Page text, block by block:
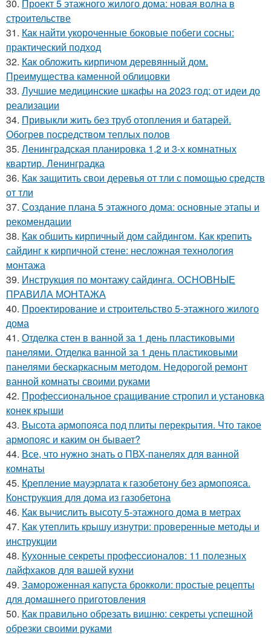
30. Проект 5 этажного жилого дома: новая волна в
строительстве
31. Как найти укороченные боковые побеги сосны:
практический подход
32. Как обложить кирпичом деревянный дом.
Преимущества каменной облицовки
33. Лучшие медицинские шкафы на 2023 год: от идеи до
реализации
34. Привыкли жить без труб отопления и батарей.
Обогрев посредством теплых полов
35. Ленинградская планировка 1,2 и 3-х комнатных
квартир. Ленинградка
36. Как защитить свои деревья от тли с помощью средств
от тли
37. Создание плана 5 этажного дома: основные этапы и
рекомендации
38. Как обшить кирпичный дом сайдингом. Как крепить
сайдинг к кирпичной стене: несложная технология
монтажа
39. Инструкция по монтажу сайдинга. ОСНОВНЫЕ
ПРАВИЛА МОНТАЖА
40. Проектирование и строительство 5-этажного жилого
дома
41. Отделка стен в ванной за 1 день пластиковыми
панелями. Отделка ванной за 1 день пластиковыми
панелями бескаркасным методом. Недорогой ремонт
ванной комнаты своими руками
42. Профессиональное сращивание стропил и установка
конек крыши
43. Высота армопояса под плиты перекрытия. Что такое
армопояс и каким он бывает?
44. Все, что нужно знать о ПВХ-панелях для ванной
комнаты
45. Крепление мауэрлата к газобетону без армопояса.
Конструкция для дома из газобетона
46. Как вычислить высоту 5-этажного дома в метрах
47. Как утеплить крышу изнутри: проверенные методы и
инструкции
48. Кухонные секреты профессионалов: 11 полезных
лайфхаков для вашей кухни
49. Замороженная капуста брокколи: простые рецепты
для домашнего приготовления
50. Как правильно обрезать вишню: секреты успешной
обрезки своими руками